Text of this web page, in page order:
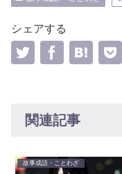
シェアする
関連記事
故事成語・ことわざ